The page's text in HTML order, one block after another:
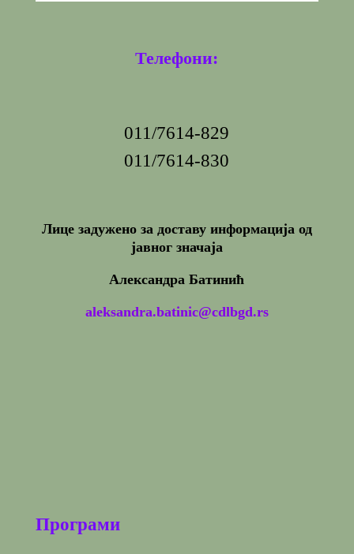
Телефони:
011/7614-829
011/7614-830
Лице задужено за доставу информација од
јавног значаја
Александра Батинић
aleksandra.batinic@cdlbgd.rs
Програми